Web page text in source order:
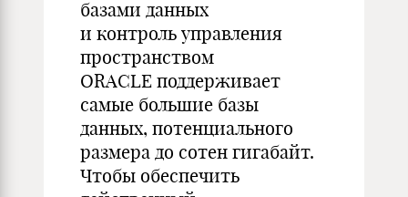
базами данных
и контроль управления
пространством
ORACLE поддерживает
самые большие базы
данных, потенциального
размера до сотен гигабайт.
Чтобы обеспечить